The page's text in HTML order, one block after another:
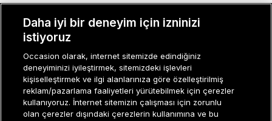
MÜŞTERI İLIŞKILERI
KURUMSAL
KADIN KATEGORILER
GRUP MARKALAR
Daha iyi bir deneyim için izninizi
istiyoruz
Occasion olarak, internet sitemizde edindiğiniz
deneyiminizi iyileştirmek, sitemizdeki işlevleri
kişiselleştirmek ve ilgi alanlarınıza göre özelleştirilmiş
reklam/pazarlama faaliyetleri yürütebilmek için çerezler
kullanıyoruz. İnternet sitemizin çalışması için zorunlu
olan çerezler dışındaki çerezlerin kullanımına ve bu